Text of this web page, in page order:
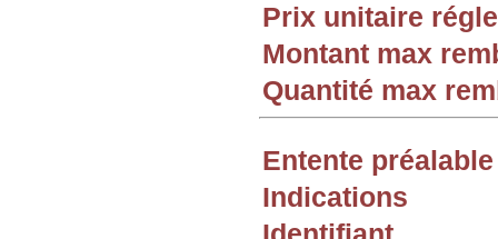
Prix unitaire
Montant max
Quantité max
Entente préalable
Indications